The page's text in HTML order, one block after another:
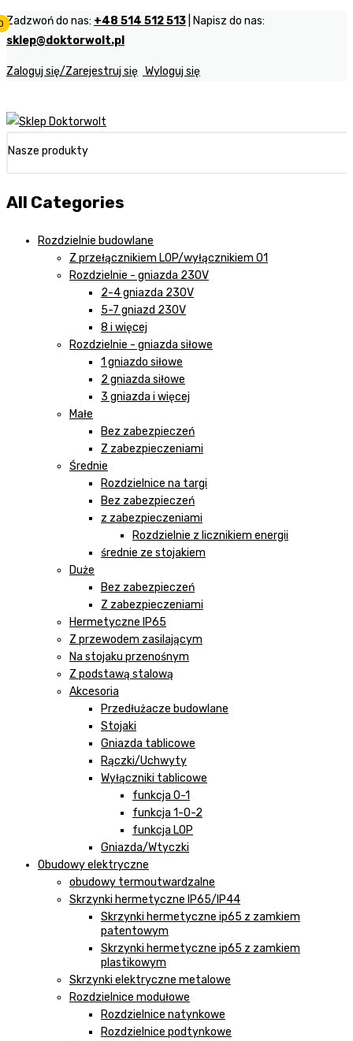
Zadzwoń do nas: +48 514 512 513 | Napisz do nas:
sklep@doktorwolt.pl
Zaloguj się/Zarejestruj się Wyloguj się
Nasze produkty
All Categories
Rozdzielnie budowlane
Z przełącznikiem LOP/wyłącznikiem 01
Rozdzielnie - gniazda 230V
2-4 gniazda 230V
5-7 gniazd 230V
8 i więcej
Rozdzielnie - gniazda siłowe
1 gniazdo siłowe
2 gniazda siłowe
3 gniazda i więcej
Małe
Bez zabezpieczeń
Z zabezpieczeniami
Średnie
Rozdzielnice na targi
Bez zabezpieczeń
z zabezpieczeniami
Rozdzielnie z licznikiem energii
średnie ze stojakiem
Duże
Bez zabezpieczeń
Z zabezpieczeniami
Hermetyczne IP65
Z przewodem zasilającym
Na stojaku przenośnym
Z podstawą stalową
Akcesoria
Przedłużacze budowlane
Stojaki
Gniazda tablicowe
Rączki/Uchwyty
Wyłączniki tablicowe
funkcja 0-1
funkcja 1-0-2
funkcja LOP
Gniazda/Wtyczki
Obudowy elektryczne
obudowy termoutwardzalne
Skrzynki hermetyczne IP65/IP44
Skrzynki hermetyczne ip65 z zamkiem
patentowym
Skrzynki hermetyczne ip65 z zamkiem
plastikowym
Skrzynki elektryczne metalowe
Rozdzielnice modułowe
Rozdzielnice natynkowe
Rozdzielnice podtynkowe